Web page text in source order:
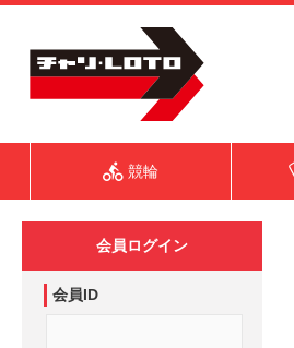
競輪
会員ログイン
会員ID